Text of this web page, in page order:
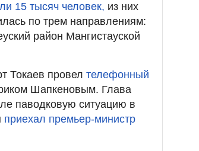
15 тысяч человек, из них
по трем направлениям:
район Мангистауской
Токаев провел телефонный
Шапкеновым. Глава
паводковую ситуацию в
приехал премьер-министр